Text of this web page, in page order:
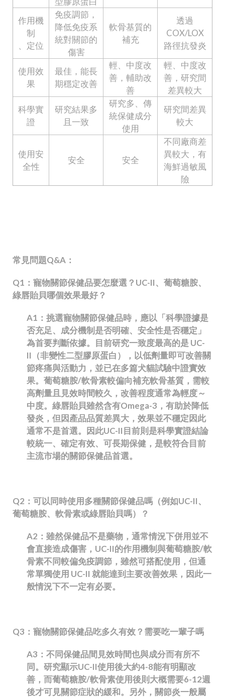
作用機
制
、定位
免疫調節，
降低免疫系
統對關節的
傷害
軟骨基質的
補充
透過
COX/LOX
路徑抗發炎
使用效
果
最佳，能長
期穩定改善
輕、中度改
善，輔助改
善
輕、中度改
善，研究間
差異較大
科學實
證
研究結果多
且一致
研究多、傳
統保健成分
使用
研究間差異
較大
使用安
全性
安全 安全
不同廠商差
異較大，有
海鮮過敏風
險
常見問題Q&A ：
Q1 ：寵物關節保健品要怎麼選？UC-II、葡萄糖胺、
綠唇貽貝哪個效果最好？
A1 ：挑選寵物關節保健品時，應以「科學證據是
否充足、成分機制是否明確、安全性是否穩定」
為首要判斷依據。目前研究一致度最高的是 UC-
II（非變性二型膠原蛋白），以低劑量即可改善關
節疼痛與活動力，並已在多篇犬貓試驗中證實效
果。葡萄糖胺/軟骨素較偏向補充軟骨基質，需較
高劑量且見效時間較久，改善程度通常為輕度～
中度。綠唇貽貝雖然含有Omega-3，有助於降低
發炎，但因產品品質差異大，效果並不穩定因此
通常不是首選。因此UC-II目前則是科學實證結論
較統一、確定有效、可長期保健，是較符合目前
主流市場的關節保健品首選。
Q2 ：可以同時使用多種關節保健品嗎（例如UC-II、
葡萄糖胺、軟骨素或綠唇貽貝嗎）？
A2 ：雖然保健品不是藥物，通常情況下併用並不
會直接造成傷害，UC-II的作用機制與葡萄糖胺/軟
骨素不同較偏免疫調節，雖然可搭配使用，但通
常單獨使用 UC-II 就能達到主要改善效果，因此一
般情況下不一定有必要。
Q3 ：寵物關節保健品吃多久有效？需要吃一輩子嗎
A3 ：不同保健品間見效時間也與成分而有所不
同。研究顯示UC-II使用後大約4-8能有明顯改
善，而葡萄糖胺/軟骨素使用後則大概需要6-12週
後才可見關節症狀的緩和。另外，關節炎一般屬